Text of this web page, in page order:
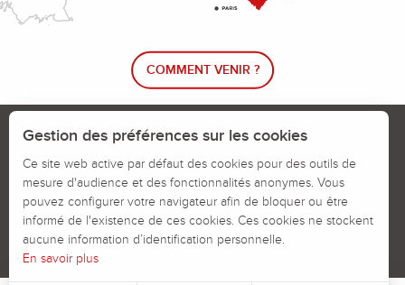
COMMENT VENIR ?
Le blog rando !
Calendrier des jours chassés
Signaler un problème sur un parcours
Politiques des Cookies Mentions légales
Gestion des préférences sur les cookies
Ce site web active par défaut des cookies pour des outils de
mesure d'audience et des fonctionnalités anonymes. Vous
pouvez configurer votre navigateur afin de bloquer ou être
informé de l'existence de ces cookies. Ces cookies ne stockent
aucune information d’identification personnelle.
En savoir plus